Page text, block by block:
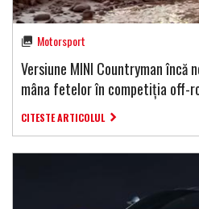
Motorsport
Versiune MINI Countryman încă
mâna fetelor în competiția off-
CITESTE ARTICOLUL